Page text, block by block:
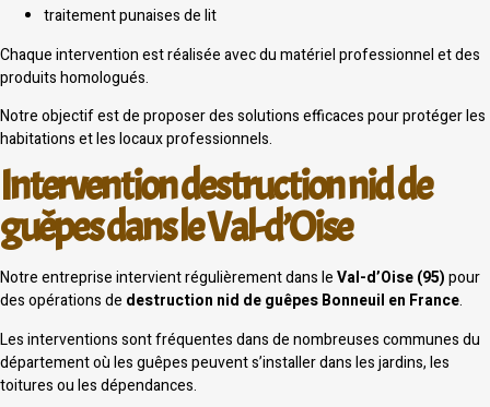
traitement punaises de lit
Chaque intervention est réalisée avec du matériel professionnel et des
produits homologués.
Notre objectif est de proposer des solutions efficaces pour protéger les
habitations et les locaux professionnels.
Intervention destruction nid de
guêpes dans le Val-d’Oise
Notre entreprise intervient régulièrement dans leVal-d’Oise (95)pour
des opérations de destruction nid de guêpes Bonneuil en France.
Les interventions sont fréquentes dans de nombreuses communes du
département où les guêpes peuvent s’installer dans les jardins, les
toitures ou les dépendances.